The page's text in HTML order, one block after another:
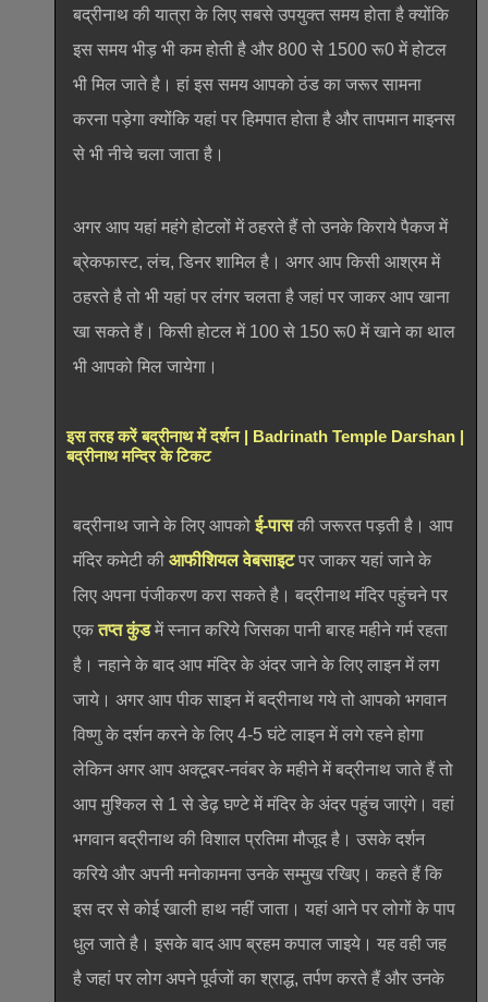
बद्रीनाथ की यात्रा के लिए सबसे उपयुक्त समय होता है क्योंकि
इस समय भीड़ भी कम होती है और 800 से 1500 रू0 में होटल
भी मिल जाते है। हां इस समय आपको ठंड का जरूर सामना
करना पड़ेगा क्योंकि यहां पर हिमपात होता है और तापमान माइनस
से भी नीचे चला जाता है।
अगर आप यहां महंगे होटलों में ठहरते हैं तो उनके किराये पैकज में
ब्रेकफास्ट, लंच, डिनर शामिल है। अगर आप किसी आश्रम में
ठहरते है तो भी यहां पर लंगर चलता है जहां पर जाकर आप खाना
खा सकते हैं। किसी होटल में 100 से 150 रू0 में खाने का थाल
भी आपको मिल जायेगा।
इस तरह करें बद्रीनाथ में दर्शन | Badrinath Temple Darshan |
बद्रीनाथ मन्दिर के टिकट
बद्रीनाथ जाने के लिए आपकोई-पासकी जरूरत पड़ती है। आप
मंदिर कमेटी कीआफीशियल वेबसाइटपर जाकर यहां जाने के
लिए अपना पंजीकरण करा सकते है। बद्रीनाथ मंदिर पहुंचने पर
एकतप्त कुंडमें स्नान करिये जिसका पानी बारह महीने गर्म रहता
है। नहाने के बाद आप मंदिर के अंदर जाने के लिए लाइन में लग
जाये। अगर आप पीक साइन में बद्रीनाथ गये तो आपको भगवान
विष्णु के दर्शन करने के लिए 4-5 घंटे लाइन में लगे रहने होगा
लेकिन अगर आप अक्टूबर-नवंबर के महीने में बद्रीनाथ जाते हैं तो
आप मुश्किल से 1 से डेढ़ घण्टे में मंदिर के अंदर पहुंच जाएंगे। वहां
भगवान बद्रीनाथ की विशाल प्रतिमा मौजूद है। उसके दर्शन
करिये और अपनी मनोकामना उनके सम्मुख रखिए। कहते हैं कि
इस दर से कोई खाली हाथ नहीं जाता। यहां आने पर लोगों के पाप
धुल जाते है। इसके बाद आप ब्रहम कपाल जाइये। यह वही जह
है जहां पर लोग अपने पूर्वजों का श्राद्ध, तर्पण करते हैं और उनके